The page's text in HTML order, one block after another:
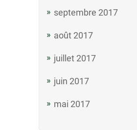
septembre 2017
août 2017
juillet 2017
juin 2017
mai 2017